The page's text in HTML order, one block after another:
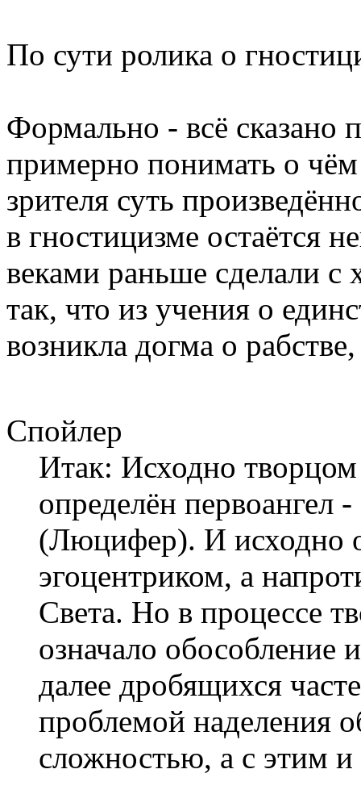
По сути ролика о
Формально - всё сказано
примерно понимать о
зрителя суть
в гностицизме остаётся
веками раньше сделали с
так, что из учения о
возникла догма о
Спойлер
Итак: Исходно
определён первоангел
(Люцифер). И исходно
эгоцентриком, а
Света. Но в процессе
означало обособление
далее дробящихся
проблемой наделения
сложностью, а с этим и